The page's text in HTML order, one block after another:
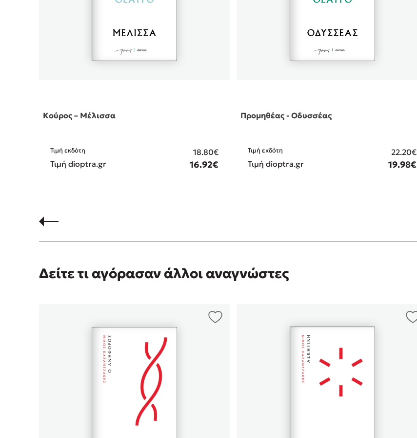
Κούρος – Μέλισσα
Τιμή εκδότη
18.80€
Τιμή dioptra.gr
16.92€
Προμηθέας - Οδυσσέας
Τιμή εκδότη
22.20€
Τιμή dioptra.gr
19.98€
Δείτε τι αγόρασαν άλλοι αναγνώστες